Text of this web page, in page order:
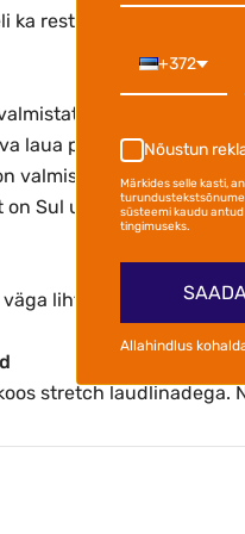
ka restoranides,
laua plaat on
valmistatud
Sul usaldusväärne,
lihtne ja võtab vaid
stretch laudlinadega.
+372
Nõustun
Märkides selle kasti,
süsteemi kaudu
tingimuseks.
Allahindlus